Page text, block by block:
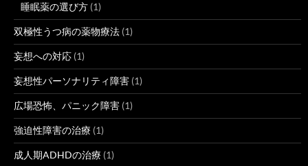
睡眠薬の選び方 (1)
双極性うつ病の薬物療法 (1)
妄想への対応 (1)
妄想性パーソナリティ障害 (1)
広場恐怖、パニック障害 (1)
強迫性障害の治療 (1)
成人期ADHDの治療 (1)